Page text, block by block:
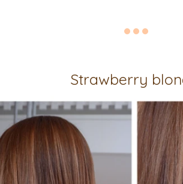
Strawberry